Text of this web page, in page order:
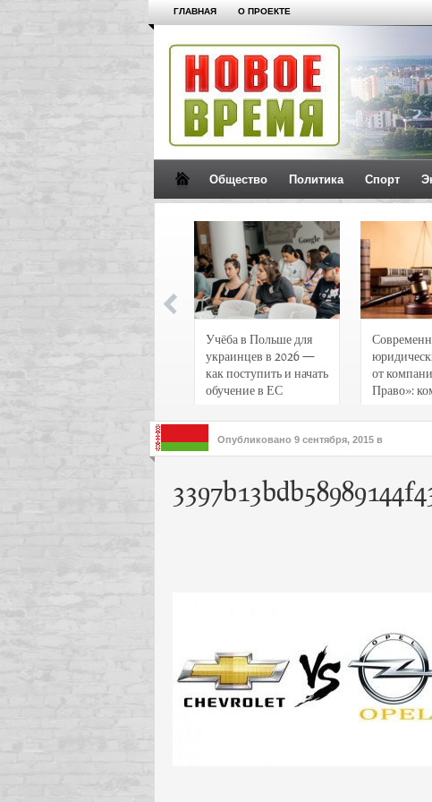
ГЛАВНАЯ О ПРОЕКТЕ
Общество Политика Спорт
Учёба в Польше для
украинцев в 2026 —
как поступить и начать
обучение в ЕС
от
Право»:
интересов
Опубликовано 9 сентября, 2015 в